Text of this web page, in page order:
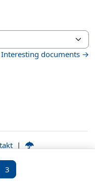
2
3
Interesting documents →
|
Bildnachweise